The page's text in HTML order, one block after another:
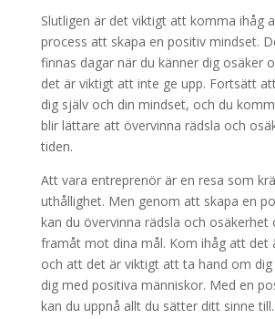
Slutligen är det viktigt att komma ihåg
process att skapa en positiv mindset.
finnas dagar när du känner dig osäker
det är viktigt att inte ge upp. Fortsätt
dig själv och din mindset, och du
blir lättare att övervinna rädsla och
tiden.
Att vara entreprenör är en resa som
uthållighet. Men genom att skapa en
kan du övervinna rädsla och
framåt mot dina mål. Kom ihåg att det
och att det är viktigt att ta hand om
dig med positiva människor. Med en
kan du uppnå allt du sätter ditt sinne till.